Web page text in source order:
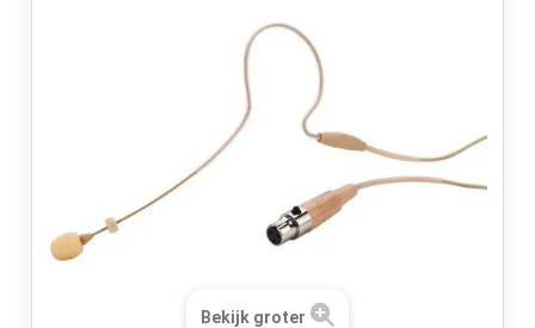
Bekijk groter